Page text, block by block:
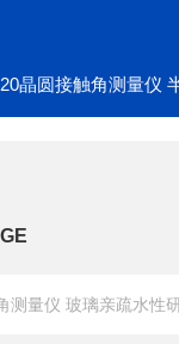
晶圆接触角测量仪